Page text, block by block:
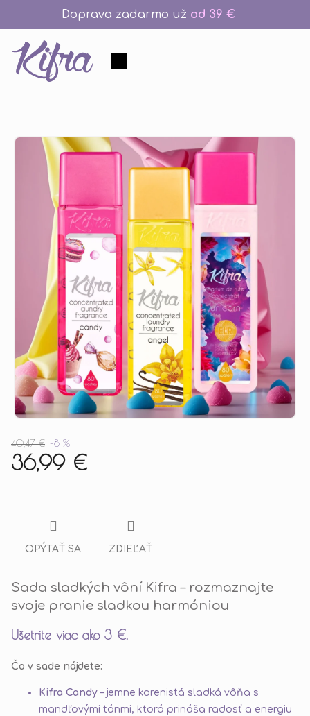
obsah
Doprava zadarmo už od 39 €
Nákupný
40,47 € –8 %
36,99 €
Sada sladkých vôní Kifra – rozmaznajte
svoje pranie sladkou harmóniou
Ušetrite viac ako 3 €.
Čo v sade nájdete:
Kifra Candy – jemne korenistá sladká vôňa s
mandľovými tónmi, ktorá prináša radosť a energiu
OPÝTAŤ SA ZDIEĽAŤ